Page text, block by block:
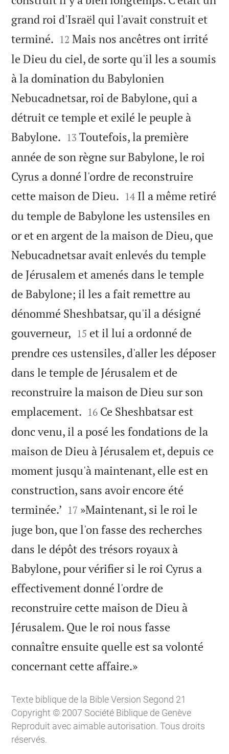
grand roi d'Israël qui l'avait construit et
terminé. 

12 Mais nos ancêtres ont irrité
le Dieu du ciel, de sorte qu'il les a soumis
à la domination du Babylonien
Nebucadnetsar, roi de Babylone, qui a
détruit ce temple et exilé le peuple à
Babylone. 

13 Toutefois, la première
année de son règne sur Babylone, le roi
Cyrus a donné l'ordre de reconstruire
cette maison de Dieu. 

14 Il a même retiré
du temple de Babylone les ustensiles en
or et en argent de la maison de Dieu, que
Nebucadnetsar avait enlevés du temple
de Jérusalem et amenés dans le temple
de Babylone; il les a fait remettre au
dénommé Sheshbatsar, qu'il a désigné
gouverneur, 

15 et il lui a ordonné de
prendre ces ustensiles, d'aller les déposer
dans le temple de Jérusalem et de
reconstruire la maison de Dieu sur son
emplacement. 

16 Ce Sheshbatsar est
donc venu, il a posé les fondations de la
maison de Dieu à Jérusalem et, depuis ce
moment jusqu'à maintenant, elle est en
construction, sans avoir encore été
terminée.’ 

17 »Maintenant, si le roi le
juge bon, que l'on fasse des recherches
dans le dépôt des trésors royaux à
Babylone, pour vérifier si le roi Cyrus a
effectivement donné l'ordre de
reconstruire cette maison de Dieu à
Jérusalem. Que le roi nous fasse
connaître ensuite quelle est sa volonté
concernant cette affaire.»
Texte biblique de la Bible Version Segond 21
Copyright © 2007 Société Biblique de Genève
Reproduit avec aimable autorisation. Tous droits
réservés.